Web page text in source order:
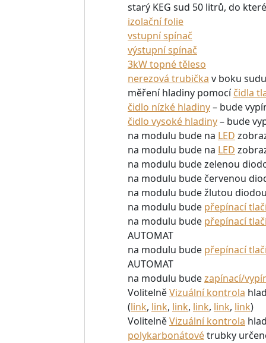
starý KEG sud 50 litrů, do
izolační folie
vstupní spínač
výstupní spínač
3kW topné těleso
nerezová trubička v boku
měření hladiny pomocíčidla
čidlo nízké hladiny– bude
čidlo vysoké hladiny– bude
na modulu bude na LED
na modulu bude na LED
na modulu bude zelenou
na modulu bude červenou
na modulu bude žlutou
na modulu bude přepínací
na modulu bude přepínací
AUTOMAT
na modulu bude přepínací
AUTOMAT
na modulu budezapínací/
VolitelněVizuální kontrola
(link, link, link, link, link, link)
VolitelněVizuální kontrola
polykarbonátovétrubky